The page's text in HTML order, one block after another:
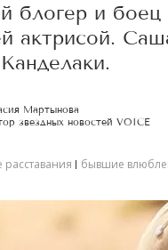
блогер и
актрисой.
Мартынова
звездных новостей VOICE
расставания бывшие